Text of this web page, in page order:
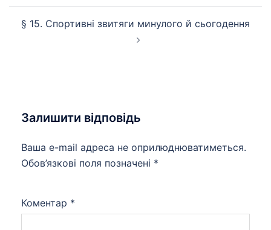
запису
§ 15. Спортивні звитяги минулого й сьогодення
Залишити відповідь
Ваша e-mail адреса не оприлюднюватиметься.
Обов’язкові поля позначені *
Коментар *